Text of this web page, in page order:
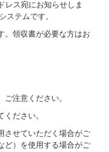
レス宛にお知らせしま
ステムです。
。領収書が必要な方はお
注意ください。
ださい。
させていただく場合がご
ど）を使用する場合がご